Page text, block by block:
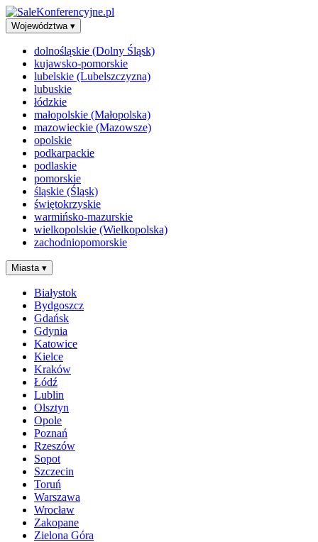
Województwa ▾
dolnośląskie (Dolny Śląsk)
kujawsko-pomorskie
lubelskie (Lubelszczyzna)
lubuskie
łódzkie
małopolskie (Małopolska)
mazowieckie (Mazowsze)
opolskie
podkarpackie
podlaskie
pomorskie
śląskie (Śląsk)
świętokrzyskie
warmińsko-mazurskie
wielkopolskie (Wielkopolska)
zachodniopomorskie
Miasta ▾
Białystok
Bydgoszcz
Gdańsk
Gdynia
Katowice
Kielce
Kraków
Łódź
Lublin
Olsztyn
Opole
Poznań
Rzeszów
Sopot
Szczecin
Toruń
Warszawa
Wrocław
Zakopane
Zielona Góra